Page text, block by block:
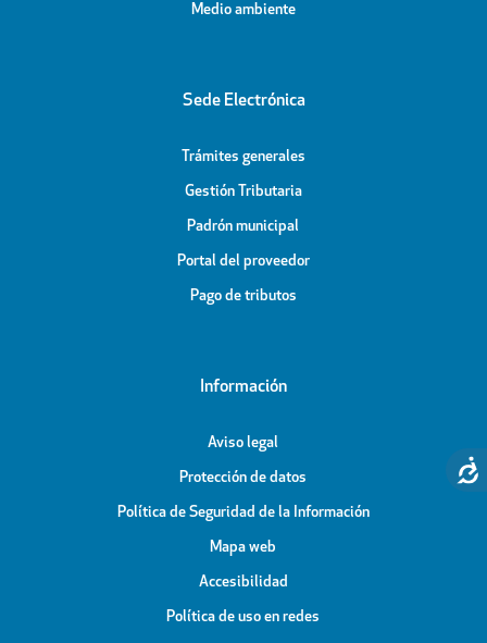
Medio ambiente
Sede Electrónica
Trámites generales
Gestión Tributaria
Padrón municipal
Portal del proveedor
Pago de tributos
Información
Aviso legal
Protección de datos
Política de Seguridad de la Información
Mapa web
Accesibilidad
Política de uso en redes